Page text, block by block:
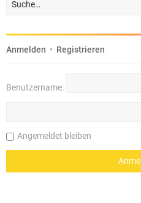
Anmelden • Registrieren
Benutzername:
Angemeldet bleiben